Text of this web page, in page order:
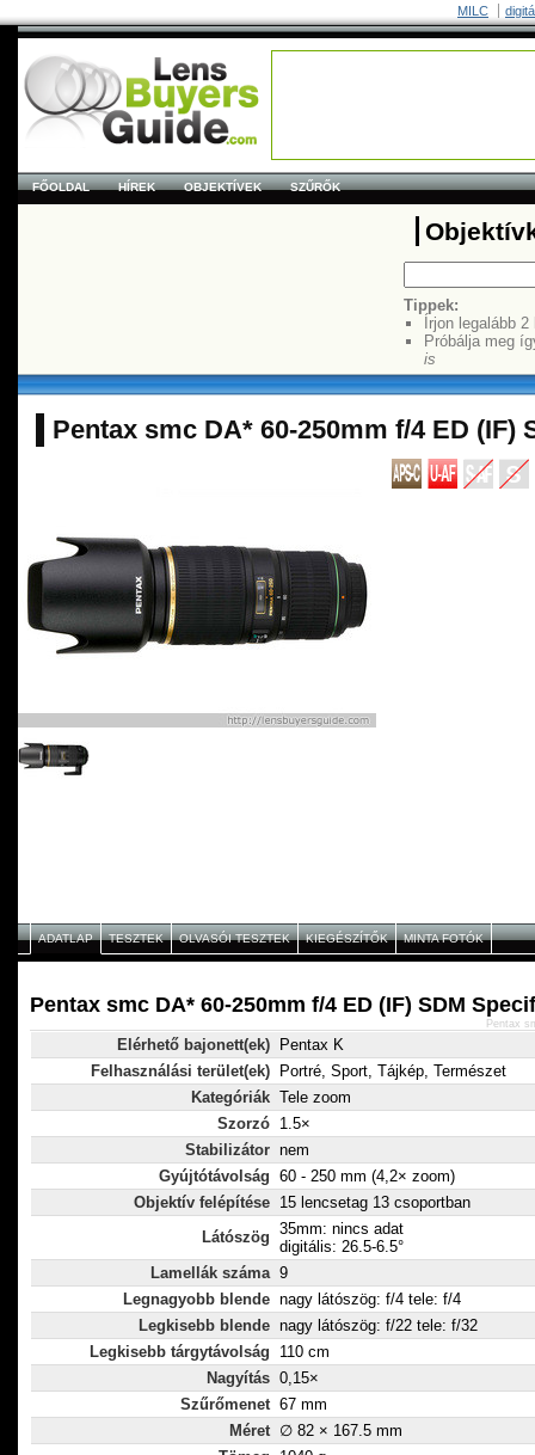
MILC
FŐOLDAL HÍREK OBJEKTÍVEK SZŰRŐK
Tippek:
Írjon legalább
Próbálja meg
is
Pentax smc DA* 60-250mm f/4 ED (IF)
ADATLAP TESZTEK OLVASÓI TESZTEK KIEGÉSZÍTŐK MINTA FOTÓK
Pentax smc DA* 60-250mm f/4 ED (IF) SDM
Elérhető bajonett(ek)
Pentax K
Felhasználási terület(ek)
Portré, Sport, Tájkép, Természet
Kategóriák Tele zoom
Szorzó 1.5×
Stabilizátor nem
Gyújtótávolság 60 - 250 mm (4,2× zoom)
Objektív felépítése 15 lencsetag 13 csoportban
Látószög 35mm: nincs adat
digitális: 26.5-6.5°
Lamellák száma 9
Legnagyobb blende nagy látószög: f/4 tele: f/4
Legkisebb blende nagy látószög: f/22 tele: f/32
Legkisebb tárgytávolság
110 cm
Nagyítás 0,15×
Szűrőmenet 67 mm
Méret ∅ 82 × 167.5 mm
Pentax